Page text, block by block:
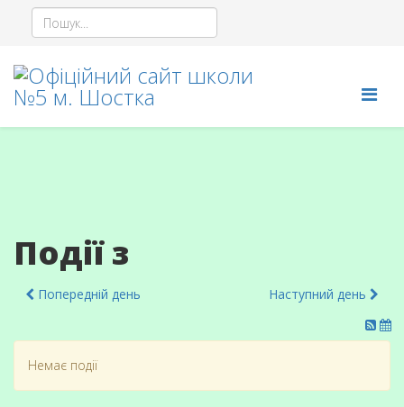
Події з
Попередній день Наступний день
Немає події